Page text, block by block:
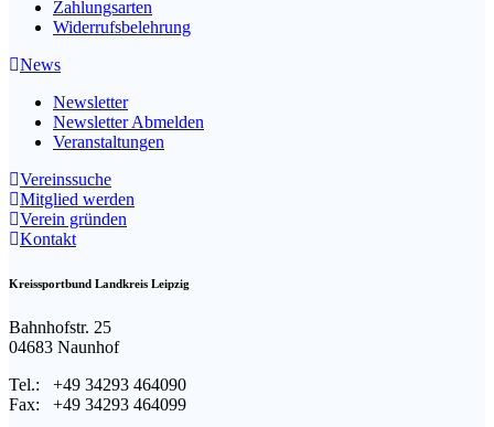
Zahlungsarten
Widerrufsbelehrung
News
Newsletter
Newsletter Abmelden
Veranstaltungen
Vereinssuche
Mitglied werden
Verein gründen
Kontakt
Kreissportbund Landkreis Leipzig
Bahnhofstr. 25
04683 Naunhof
Tel.: +49 34293 464090
Fax: +49 34293 464099